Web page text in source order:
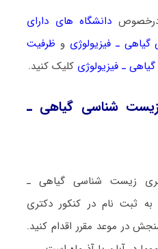
دانشگاه های دارای
ـ ﻓﻴﺰﻳﻮﻟﻮژی و ظرفیت
ـ ﻓﻴﺰﻳﻮﻟﻮژی کلیک کنید.
شناسی ﮔﻴﺎهی ـ
زیست شناسی ﮔﻴﺎهی ـ
ثبت نام در کنکور دکتری
در موعد مقرر اقدام کنید.